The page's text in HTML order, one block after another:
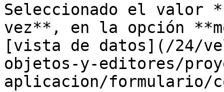
Seleccionado el valor
vez**, en la opción
[vista de datos](/24/
objetos-y-editores/
aplicacion/formulario/